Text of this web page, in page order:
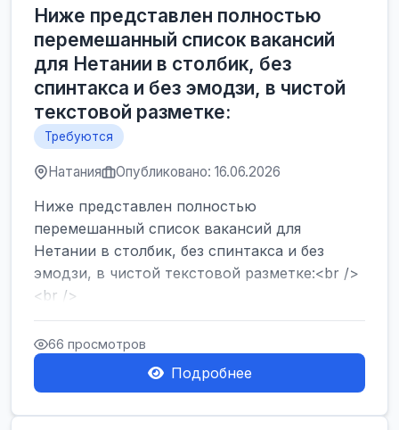
Ниже представлен полностью
перемешанный список вакансий
для Нетании в столбик, без
спинтакса и без эмодзи, в чистой
текстовой разметке:
Требуются
Натания Опубликовано: 16.06.2026
Ниже представлен полностью
перемешанный список вакансий для
Нетании в столбик, без спинтакса и без
эмодзи, в чистой текстовой разметке:<br />
<br />
Работа в Нетании на мебельном
производстве: требу...
66 просмотров
Подробнее